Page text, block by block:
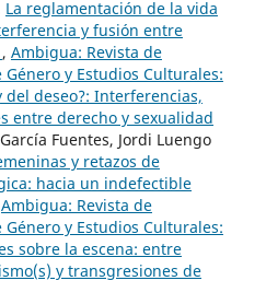
La reglamentación de la vida
y fusión entre
, Ambigua: Revista de
y Estudios Culturales:
del deseo?: Interferencias,
entre derecho y sexualidad
Fuentes, Jordi Luengo
y retazos de
hacia un indefectible
Ambigua: Revista de
y Estudios Culturales:
sobre la escena: entre
y transgresiones de